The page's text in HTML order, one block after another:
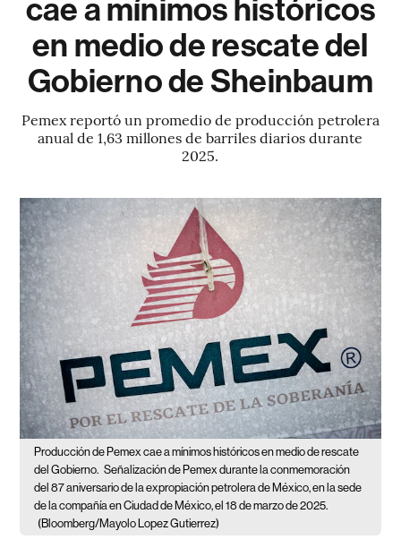
cae a mínimos históricos
en medio de rescate del
Gobierno de Sheinbaum
Pemex reportó un promedio de producción petrolera
anual de 1,63 millones de barriles diarios durante
2025.
Producción de Pemex cae a mínimos históricos en medio de rescate
del Gobierno. Señalización de Pemex durante la conmemoración
del 87 aniversario de la expropiación petrolera de México, en la sede
de la compañía en Ciudad de México, el 18 de marzo de 2025.
(Bloomberg/Mayolo Lopez Gutierrez)